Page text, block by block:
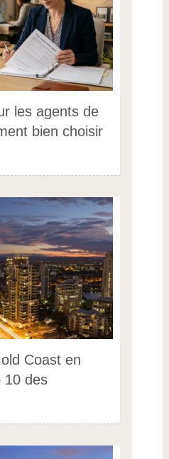
les agents de
bien choisir
Coast en
10 des